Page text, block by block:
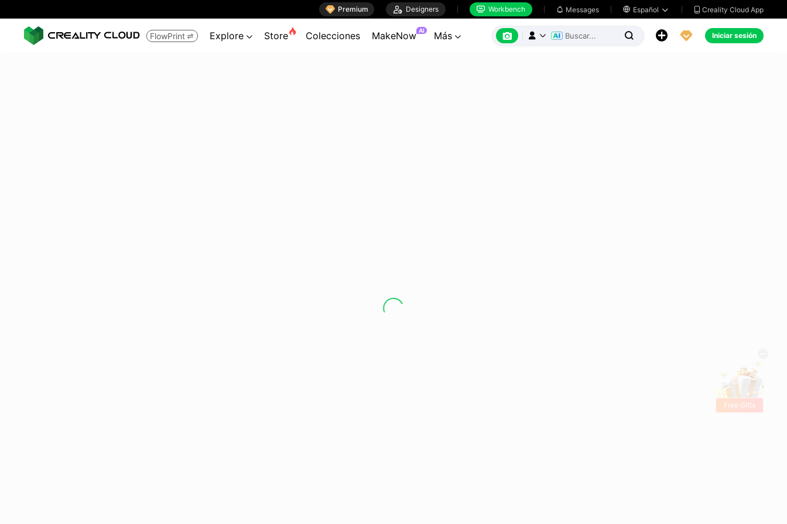
 Premium  Designers  Workbench  Messages  Español   Creality Cloud App
FlowPrint  Explore  Store Colecciones MakeNow AI Más        Iniciar sesión
Free Gifts